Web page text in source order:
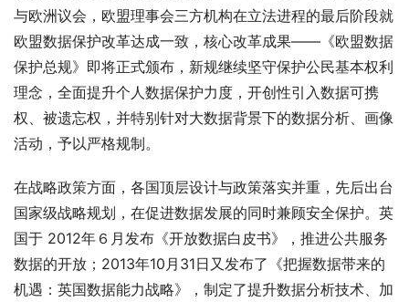
与欧洲议会，欧盟理事会三方机构在立法进程的最后阶段就
欧盟数据保护改革达成一致，核心改革成果——《欧盟数据
保护总规》即将正式颁布，新规继续坚守保护公民基本权利
理念，全面提升个人数据保护力度，开创性引入数据可携
权、被遗忘权，并特别针对大数据背景下的数据分析、画像
活动，予以严格规制。
在战略政策方面，各国顶层设计与政策落实并重，先后出台
国家级战略规划，在促进数据发展的同时兼顾安全保护。英
国于 2012年６月发布《开放数据白皮书》，推进公共服务
数据的开放；2013年10月31日又发布了《把握数据带来的
机遇：英国数据能力战略》，制定了提升数据分析技术、加